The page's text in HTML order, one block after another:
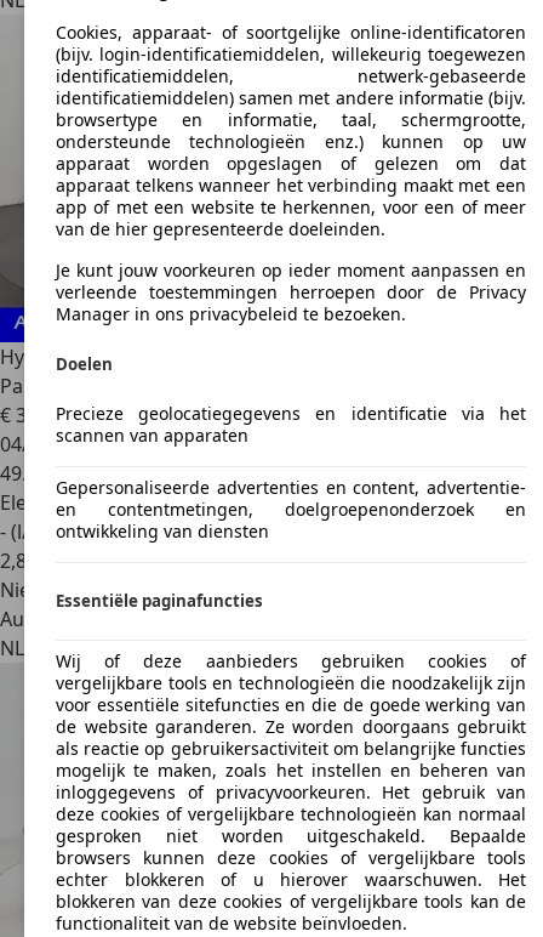
Hyundai SANTA FE
Panoramadak | Sto
€ 37.8951
04/2022
49.996 km
Elektro/Benzine
- (l/100 km)
2,8
Nieuw
Autobedrijf
NL 3762 EC
Soest
Cookies, apparaat- of soortgelijke online-identificatoren
(bijv. login-identificatiemiddelen, willekeurig toegewezen
identificatiemiddelen, netwerk-gebaseerde
identificatiemiddelen) samen met andere informatie (bijv.
browsertype en informatie, taal, schermgrootte,
ondersteunde technologieën enz.) kunnen op uw
apparaat worden opgeslagen of gelezen om dat
apparaat telkens wanneer het verbinding maakt met een
app of met een website te herkennen, voor een of meer
van de hier gepresenteerde doeleinden.
Je kunt jouw voorkeuren op ieder moment aanpassen en
verleende toestemmingen herroepen door de Privacy
Manager in ons privacybeleid te bezoeken.
Doelen
Precieze geolocatiegegevens en identificatie via het
scannen van apparaten
Gepersonaliseerde advertenties en content, advertentie-
en contentmetingen, doelgroepenonderzoek en
ontwikkeling van diensten
Essentiële paginafuncties
Wij of deze aanbieders gebruiken cookies of
vergelijkbare tools en technologieën die noodzakelijk zijn
voor essentiële sitefuncties en die de goede werking van
de website garanderen. Ze worden doorgaans gebruikt
als reactie op gebruikersactiviteit om belangrijke functies
mogelijk te maken, zoals het instellen en beheren van
inloggegevens of privacyvoorkeuren. Het gebruik van
deze cookies of vergelijkbare technologieën kan normaal
gesproken niet worden uitgeschakeld. Bepaalde
browsers kunnen deze cookies of vergelijkbare tools
echter blokkeren of u hierover waarschuwen. Het
blokkeren van deze cookies of vergelijkbare tools kan de
functionaliteit van de website beïnvloeden.